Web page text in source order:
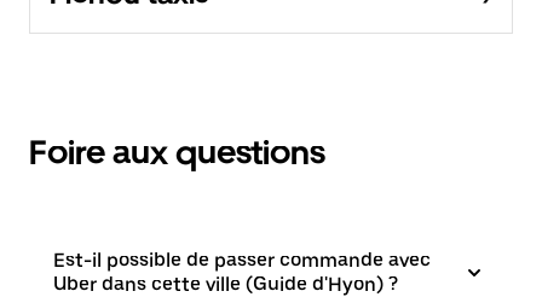
Foire aux questions
Est-il possible de passer commande avec
Uber dans cette ville (Guide d'Hyon) ?